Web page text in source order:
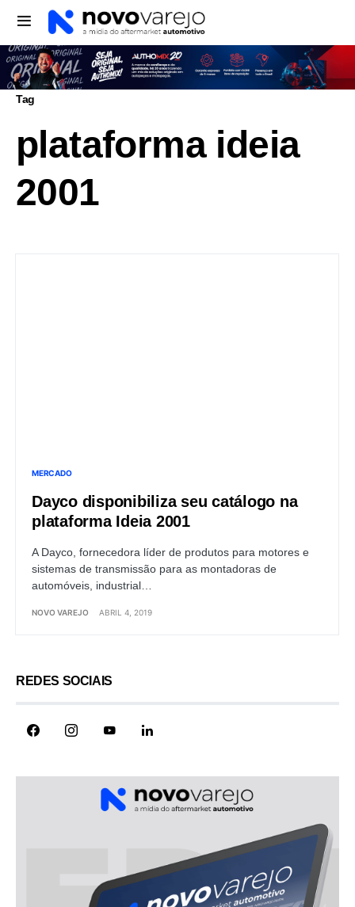
Tag
plataforma ideia
2001
MERCADO
Dayco disponibiliza seu catálogo na
plataforma Ideia 2001
A Dayco, fornecedora líder de produtos para motores e
sistemas de transmissão para as montadoras de
automóveis, industrial…
NOVO VAREJO ABRIL 4, 2019
REDES SOCIAIS